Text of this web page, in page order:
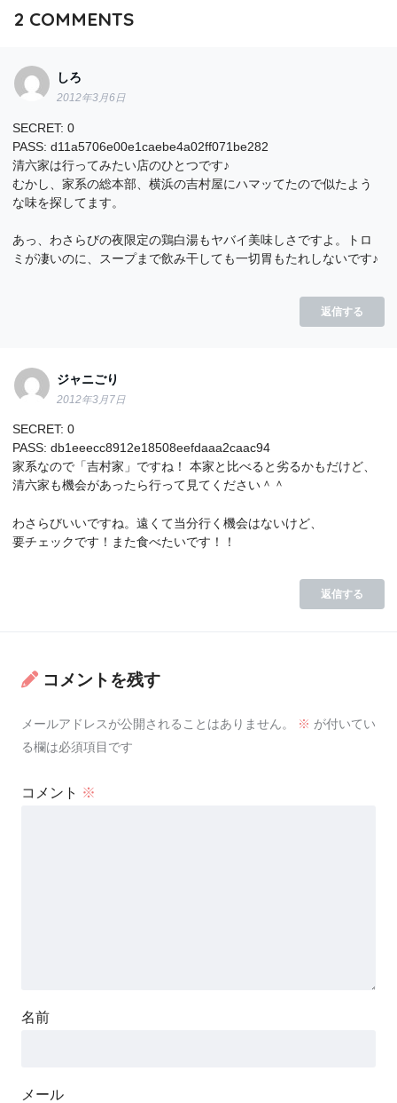
2 COMMENTS
しろ
2012年3月6日
SECRET: 0
PASS: d11a5706e00e1caebe4a02ff071be282
清六家は行ってみたい店のひとつです♪
むかし、家系の総本部、横浜の吉村屋にハマッてたので似たよう
な味を探してます。
あっ、わさらびの夜限定の鶏白湯もヤバイ美味しさですよ。トロ
ミが凄いのに、スープまで飲み干しても一切胃もたれしないです♪
返信する
ジャニごり
2012年3月7日
SECRET: 0
PASS: db1eeecc8912e18508eefdaaa2caac94
家系なので「吉村家」ですね！ 本家と比べると劣るかもだけど、
清六家も機会があったら行って見てください＾＾
わさらびいいですね。遠くて当分行く機会はないけど、
要チェックです！また食べたいです！！
返信する
コメントを残す
メールアドレスが公開されることはありません。 ※ が付いてい
る欄は必須項目です
コメント ※
名前
メール